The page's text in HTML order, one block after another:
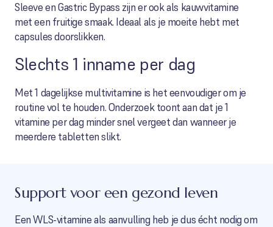
Sleeve en Gastric Bypass zijn er ook als kauwvitamine
met een fruitige smaak. Ideaal als je moeite hebt met
capsules doorslikken.
Slechts 1 inname per dag
Met 1 dagelijkse multivitamine is het eenvoudiger om je
routine vol te houden. Onderzoek toont aan dat je 1
vitamine per dag minder snel vergeet dan wanneer je
meerdere tabletten slikt.
Support voor een gezond leven
Een WLS-vitamine als aanvulling heb je dus écht nodig om